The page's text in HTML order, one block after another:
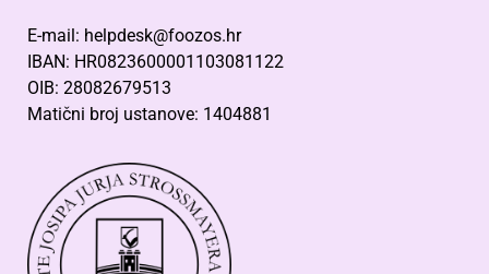
E-mail: helpdesk@foozos.hr
IBAN: HR0823600001103081122
OIB: 28082679513
Matični broj ustanove: 1404881